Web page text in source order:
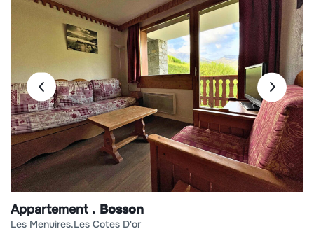
Appartement Bosson
les menuires les cotes d'or